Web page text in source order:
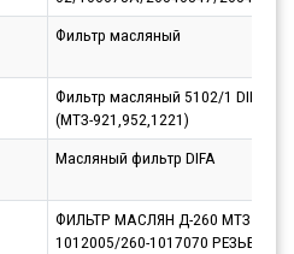
Фильтр масляный
Фильтр масляный 5102/1 DIFA
(МТЗ-921,952,1221)
Масляный фильтр DIFA
ФИЛЬТР МАСЛЯН Д-260 МТЗ 1221
1012005/260-1017070 РЕЗЬБ 3/4-